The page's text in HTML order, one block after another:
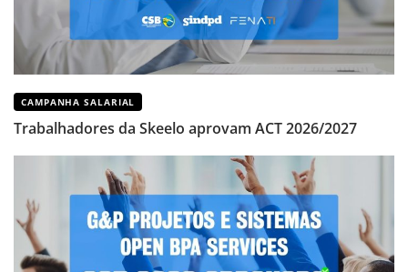
CAMPANHA SALARIAL
Trabalhadores da Skeelo aprovam ACT 2026/2027